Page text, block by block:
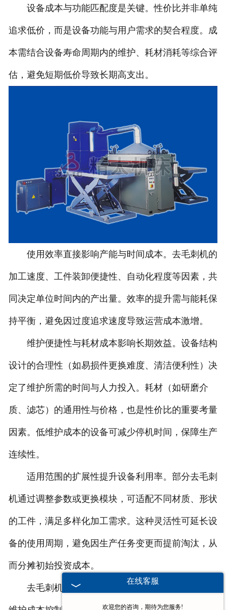
设备成本与功能匹配度是关键。性价比并非单纯
追求低价，而是设备功能与用户需求的契合程度。成
本需结合设备寿命周期内的维护、耗材消耗等综合评
估，避免短期低价导致长期高支出。
使用效率直接影响产能与时间成本。去毛刺机的
加工速度、工件装卸便捷性、自动化程度等因素，共
同决定单位时间内的产出量。效率的提升需与能耗保
持平衡，避免因过度追求速度导致运营成本激增。
维护便捷性与耗材成本影响长期效益。设备结构
设计的合理性（如易损件更换难度、清洁便利性）决
定了维护所需的时间与人力投入。耗材（如研磨介
质、滤芯）的通用性与价格，也是性价比的重要考量
因素。低维护成本的设备可减少停机时间，保障生产
连续性。
适用范围的扩展性提升设备利用率。部分去毛刺
机通过调整参数或更换模块，可适配不同材质、形状
的工件，满足多样化加工需求。这种灵活性可延长设
备的使用周期，避免因生产任务变更而提前淘汰，从
而分摊初始投资成本。
去毛刺机的性价比需通过功能适配、效率优化、
在线客服
欢迎您的咨询，期待为您服务!